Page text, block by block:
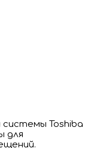
Toshiba
для